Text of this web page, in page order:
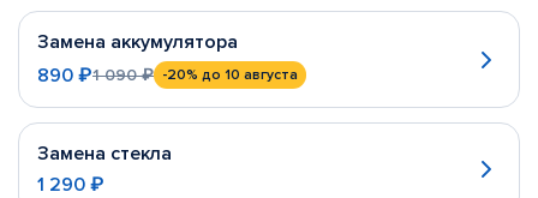
Замена аккумулятора
890 ₽1 090 ₽ -20% до 10 августа
Замена стекла
1 290 ₽